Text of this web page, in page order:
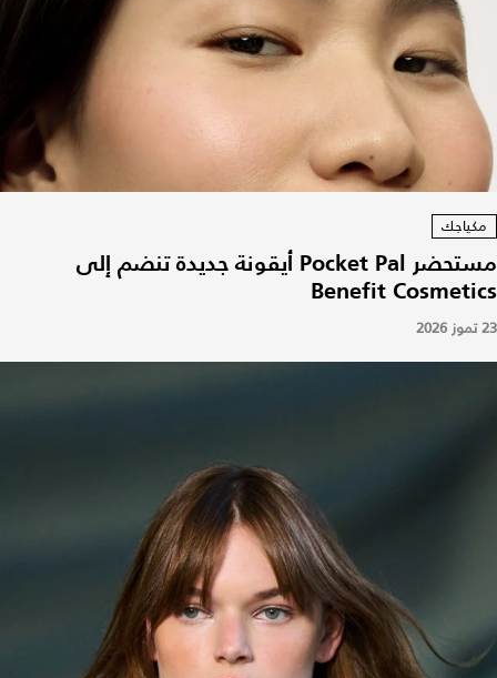
مكياجك
مستحضر Pocket Pal أيقونة جديدة تنضم إلى
Benefit Cosmetics
23 تموز 2026